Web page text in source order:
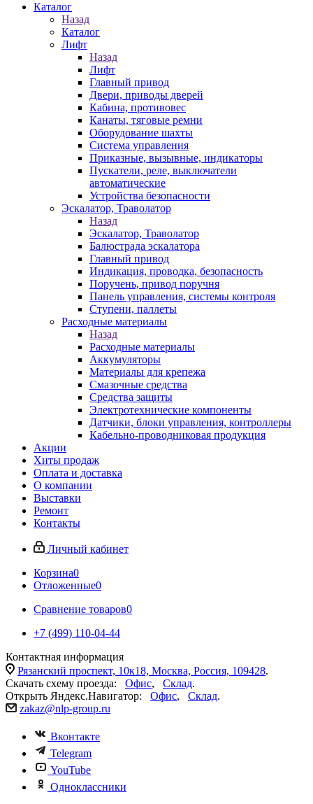
Каталог
Назад
Каталог
Лифт
Назад
Лифт
Главный привод
Двери, приводы дверей
Кабина, противовес
Канаты, тяговые ремни
Оборудование шахты
Система управления
Приказные, вызывные, индикаторы
Пускатели, реле, выключатели
автоматические
Устройства безопасности
Эскалатор, Траволатор
Назад
Эскалатор, Траволатор
Балюстрада эскалатора
Главный привод
Индикация, проводка, безопасность
Поручень, привод поручня
Панель управления, системы контроля
Ступени, паллеты
Расходные материалы
Назад
Расходные материалы
Аккумуляторы
Материалы для крепежа
Смазочные средства
Средства защиты
Электротехнические компоненты
Датчики, блоки управления, контроллеры
Кабельно-проводниковая продукция
Акции
Хиты продаж
Оплата и доставка
О компании
Выставки
Ремонт
Контакты
Личный кабинет
Корзина0
Отложенные0
Сравнение товаров0
+7 (499) 110-04-44
Контактная информация
Рязанский проспект, 10к18, Москва, Россия, 109428.
Скачать схему проезда: Офис, Склад.
Открыть Яндекс.Навигатор: Офис, Склад.
zakaz@nlp-group.ru
Вконтакте
Telegram
YouTube
Одноклассники